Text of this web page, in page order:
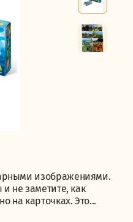
изображениями.
и не заметите, как
на карточках. Это...